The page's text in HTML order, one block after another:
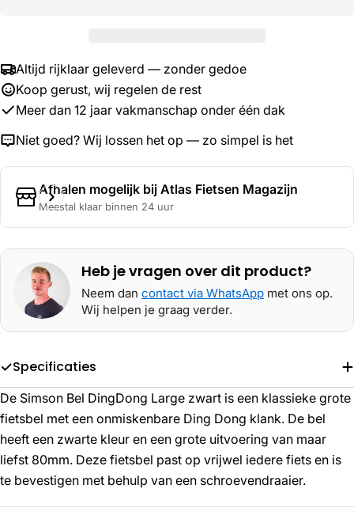
Altijd rijklaar geleverd — zonder gedoe
Koop gerust, wij regelen de rest
Meer dan 12 jaar vakmanschap onder één dak
Niet goed? Wij lossen het op — zo simpel is het
Afhalen mogelijk bij Atlas Fietsen Magazijn
Meestal klaar binnen 24 uur
Heb je vragen over dit product?
Neem dan contact via WhatsApp met ons op.
Wij helpen je graag verder.
Specificaties
De Simson Bel DingDong Large zwart is een klassieke grote
fietsbel met een onmiskenbare Ding Dong klank. De bel
heeft een zwarte kleur en een grote uitvoering van maar
liefst 80mm. Deze fietsbel past op vrijwel iedere fiets en is
te bevestigen met behulp van een schroevendraaier.